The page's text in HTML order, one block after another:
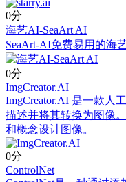
0分
海艺AI-SeaArt AI
SeaArt-AI免费易用的海
0分
ImgCreator.AI
ImgCreator.AI 是一款人
描述并将其转换为图像
和概念设计图像。
0分
ControlNet